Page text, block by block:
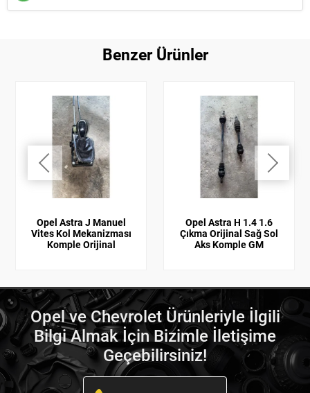
Benzer Ürünler
Opel Astra J Manuel
Vites Kol Mekanizması
Komple Orijinal
Opel Astra H 1.4 1.6
Çıkma Orijinal Sağ Sol
Aks Komple GM
Opel ve Chevrolet Ürünleriyle İlgili
Bilgi Almak İçin Bizimle İletişime
Geçebilirsiniz!